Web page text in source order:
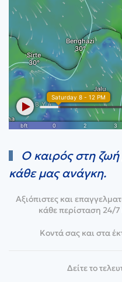
Ο καιρός στη
κάθε μας ανάγκη.
Αξιόπιστες και
κάθε περίσταση 24/
Κοντά σας και στα
Δείτε το